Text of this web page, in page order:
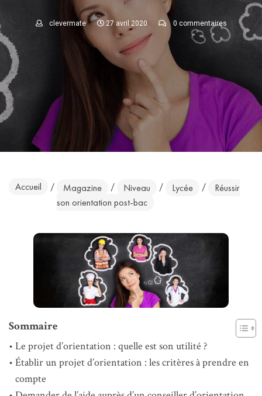
clevermate 27 avril 2020 0 commentaires
Accueil / Magazine / Niveau / Lycée /
Réussir
son orientation post-bac
Sommaire
Le projet d’orientation : quelle est son utilité ?
Établir un projet d’orientation : les critères à prendre en
compte